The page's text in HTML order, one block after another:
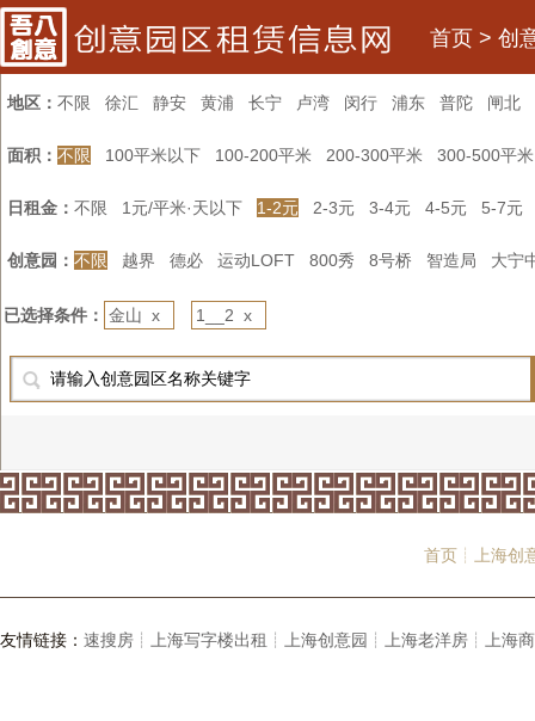
首页 > 创
地区： 不限 徐汇 静安 黄浦 长宁 卢湾 闵行 浦东 普陀 闸北
面积： 不限 100平米以下 100-200平米 200-300平米 300-500平米
日租金： 不限 1元/平米·天以下 1-2元 2-3元 3-4元 4-5元 5-7元
创意园： 不限 越界 德必 运动LOFT 800秀 8号桥 智造局 大宁
已选择条件： 金山 x 1__2 x
首页┊ 上海
友情链接： 速搜房┊ 上海写字楼出租┊ 上海创意园┊ 上海老洋房┊ 上海